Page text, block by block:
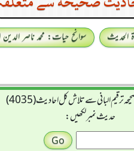
الحدیث
سوانح حیات: محمد ناصر الدین
ترقیم البانی سے تلاش کل احادیث (4035)
حدیث نمبر لکھیں: